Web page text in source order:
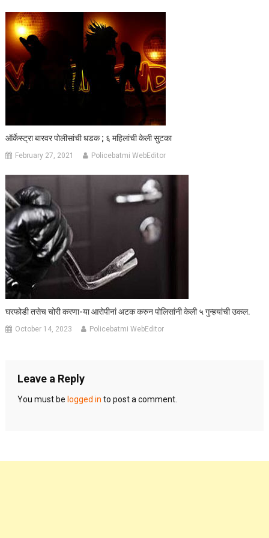
ऑर्केस्ट्रा बारवर पोलीसांची धडक ; ६ महिलांची केली सुटका
February 27, 2021 Policebatmi WebEditor
घरफोडी तसेच चोरी करणा-या आरोपीनां अटक करुन पोलिसांनी केली ५ गुन्हयांची उकल.
October 14, 2023 Policebatmi WebEditor
Leave a Reply
You must be logged in to post a comment.